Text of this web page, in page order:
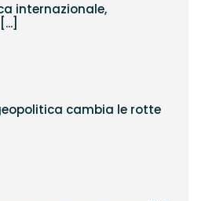
internazionale,
cambia le rotte